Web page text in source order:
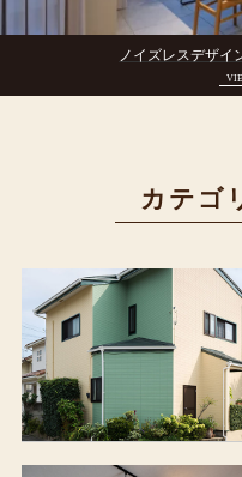
ノイズレスデザイ
カテゴ